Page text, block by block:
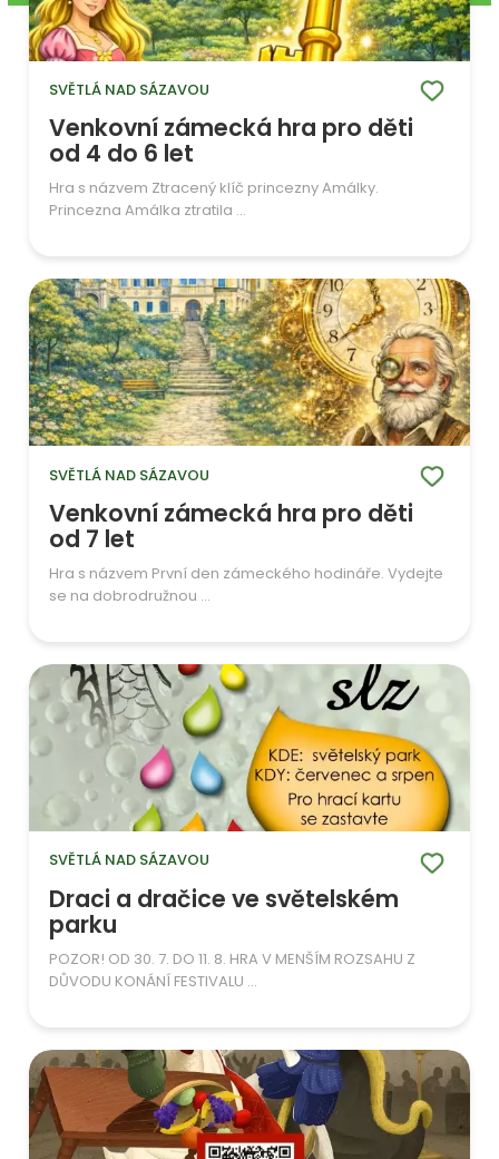
SVĚTLÁ NAD SÁZAVOU
Venkovní zámecká hra pro děti
od 4 do 6 let
Hra s názvem Ztracený klíč princezny Amálky.
Princezna Amálka ztratila ...
SVĚTLÁ NAD SÁZAVOU
Venkovní zámecká hra pro děti
od 7 let
Hra s názvem První den zámeckého hodináře. Vydejte
se na dobrodružnou ...
SVĚTLÁ NAD SÁZAVOU
Draci a dračice ve světelském
parku
POZOR! OD 30. 7. DO 11. 8. HRA V MENŠÍM ROZSAHU Z
DŮVODU KONÁNÍ FESTIVALU ...